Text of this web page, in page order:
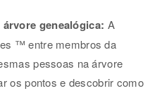
genealógica: A
™ entre membros da
pessoas na árvore
os pontos e descobrir como